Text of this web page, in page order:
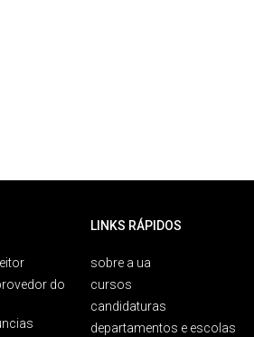
do
LINKS RÁPIDOS
sobre a ua
cursos
candidaturas
departamentos e escolas